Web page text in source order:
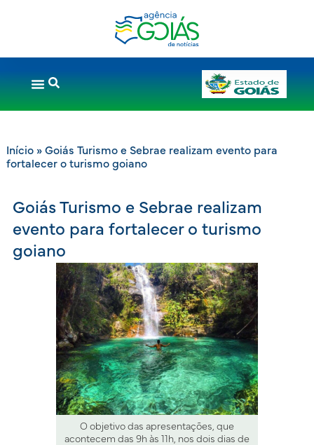
Início» Goiás Turismo e Sebrae realizam evento para
fortalecer o turismo goiano
Goiás Turismo e Sebrae realizam
evento para fortalecer o turismo
goiano
O objetivo das apresentações, que
acontecem das 9h às 11h, nos dois dias de